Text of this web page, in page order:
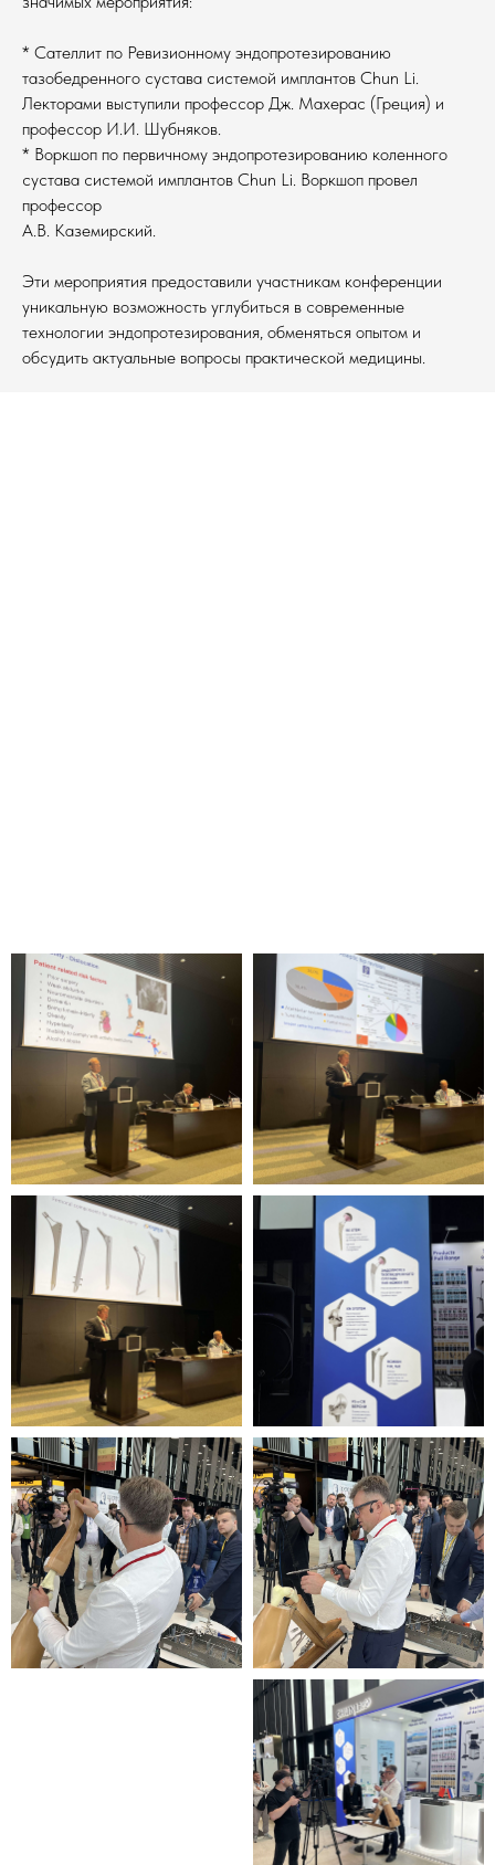
* Сателлит по Ревизионному эндопротезированию
тазобедренного сустава системой имплантов Chun Li.
Лекторами выступили профессор Дж. Махерас (Греция) и
профессор И.И. Шубняков.
* Воркшоп по первичному эндопротезированию коленного
сустава системой имплантов Chun Li. Воркшоп провел
профессор
А.В. Каземирский.
Эти мероприятия предоставили участникам конференции
уникальную возможность углубиться в современные
технологии эндопротезирования, обменяться опытом и
обсудить актуальные вопросы практической медицины.